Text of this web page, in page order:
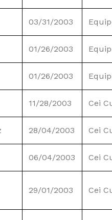
03/31/2003
01/26/2003
01/26/2003
11/28/2003 Cei
28/04/2003 Cei
06/04/2003 Cei
29/01/2003 Cei